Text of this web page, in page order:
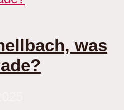
was